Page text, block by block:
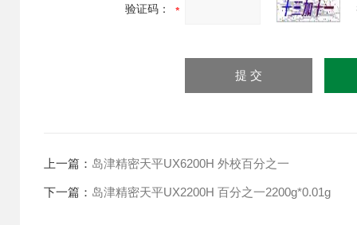
验证码：
上一篇： 岛津精密天平UX6200H 外校百分之一
下一篇： 岛津精密天平UX2200H 百分之一2200g*0.01g